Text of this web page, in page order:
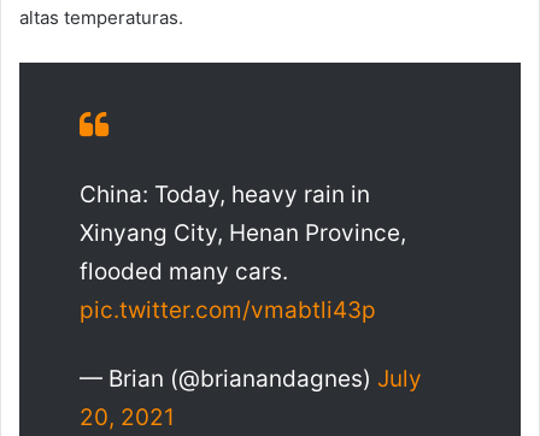
altas temperaturas.
China: Today, heavy rain in
Xinyang City, Henan Province,
flooded many cars.
pic.twitter.com/vmabtli43p
— Brian (@brianandagnes) July
20, 2021